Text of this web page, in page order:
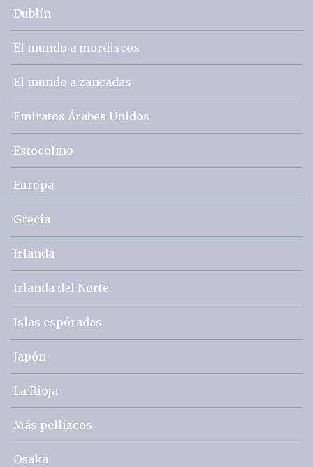
Dublín
El mundo a mordiscos
El mundo a zancadas
Emiratos Árabes Únidos
Estocolmo
Europa
Grecia
Irlanda
Irlanda del Norte
Islas espóradas
Japón
La Rioja
Más pellizcos
Osaka